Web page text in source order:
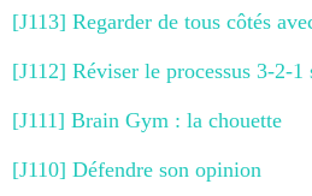
[J113] Regarder de tous côtés
[J112] Réviser le processus 3-2-1
[J111] Brain Gym : la chouette
[J110] Défendre son opinion